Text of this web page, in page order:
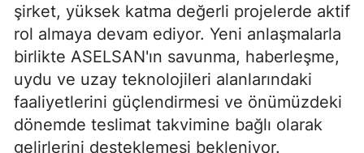
şirket, yüksek katma değerli projelerde aktif
rol almaya devam ediyor. Yeni anlaşmalarla
birlikte ASELSAN'ın savunma, haberleşme,
uydu ve uzay teknolojileri alanlarındaki
faaliyetlerini güçlendirmesi ve önümüzdeki
dönemde teslimat takvimine bağlı olarak
gelirlerini desteklemesi bekleniyor.